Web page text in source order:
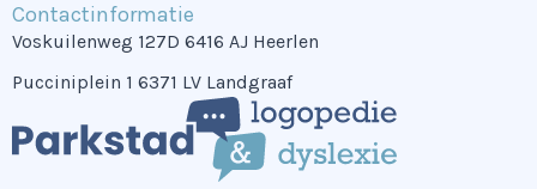
Contactinformatie
Voskuilenweg 127D 6416 AJ Heerlen
Pucciniplein 1 6371 LV Landgraaf